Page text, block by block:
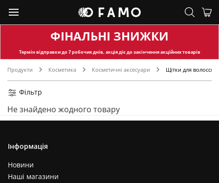
ФІНАЛЬНІ ЗНИЖКИ
Термін відправкидо 7 робочих днів, акція діє до закінчення акційних товарів
Продукти Косметика Косметичні аксесуари Щітки для волосся
Фільтр
Не знайдено жодного товару
Інформація
Новини
Наші магазини